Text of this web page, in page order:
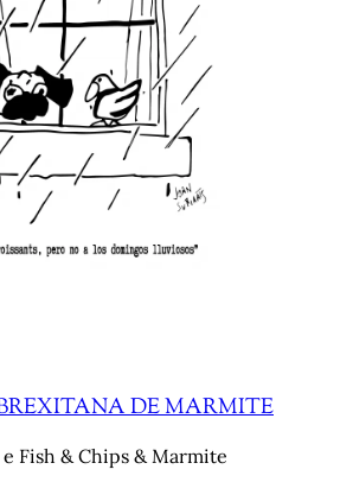
DE MARMITE
Fish & Chips & Marmite